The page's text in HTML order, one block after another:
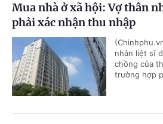
Mua nhà ở xã hội: Vợ thân
phải xác nhận thu nhập
nhân liệt sĩ
chồng của
trường hợp